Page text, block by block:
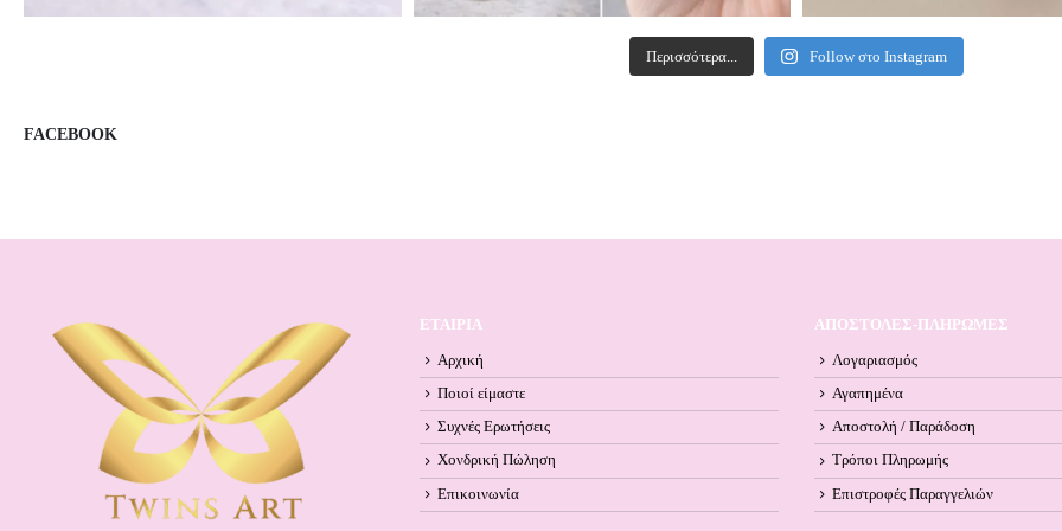
Περισσότερα... Follow στο Instagram
FACEBOOK
ΕΤΑΙΡΙΑ
Αρχική
Ποιοί είμαστε
Συχνές Ερωτήσεις
Χονδρική Πώληση
Επικοινωνία
ΑΠΟΣΤΟΛΕΣ-ΠΛΗΡΩΜΕΣ
Λογαριασμός
Αγαπημένα
Αποστολή / Παράδοση
Τρόποι Πληρωμής
Επιστροφές Παραγγελιών